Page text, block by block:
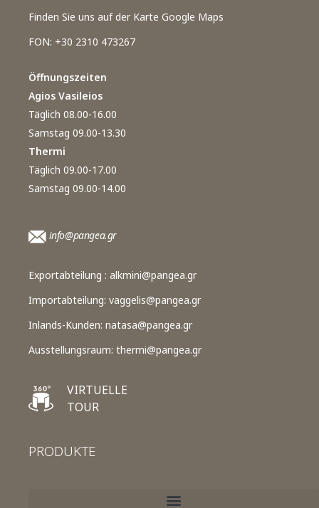
Finden Sie uns auf der Karte Google Maps
FON: +30 2310 473267
Öffnungszeiten
Agios Vasileios
Täglich 08.00-16.00
Samstag 09.00-13.30
Thermi
Täglich 09.00-17.00
Samstag 09.00-14.00
info@pangea.gr
Exportabteilung : alkmini@pangea.gr
Importabteilung: vaggelis@pangea.gr
Inlands-Kunden: natasa@pangea.gr
Ausstellungsraum: thermi@pangea.gr
VIRTUELLE
TOUR
PRODUKTE